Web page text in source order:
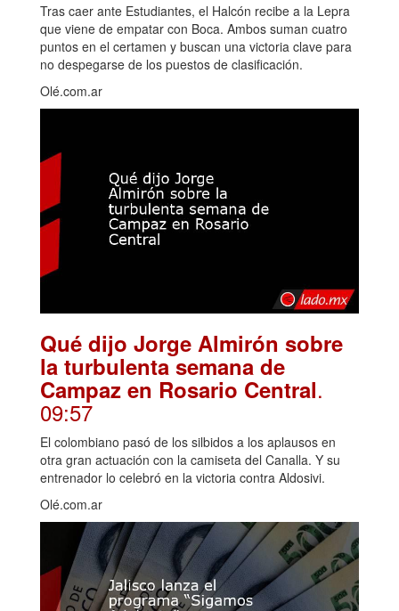
Tras caer ante Estudiantes, el Halcón recibe a la Lepra
que viene de empatar con Boca. Ambos suman cuatro
puntos en el certamen y buscan una victoria clave para
no despegarse de los puestos de clasificación.
Olé.com.ar
Qué dijo Jorge Almirón sobre
la turbulenta semana de
Campaz en Rosario Central.
09:57
El colombiano pasó de los silbidos a los aplausos en
otra gran actuación con la camiseta del Canalla. Y su
entrenador lo celebró en la victoria contra Aldosivi.
Olé.com.ar